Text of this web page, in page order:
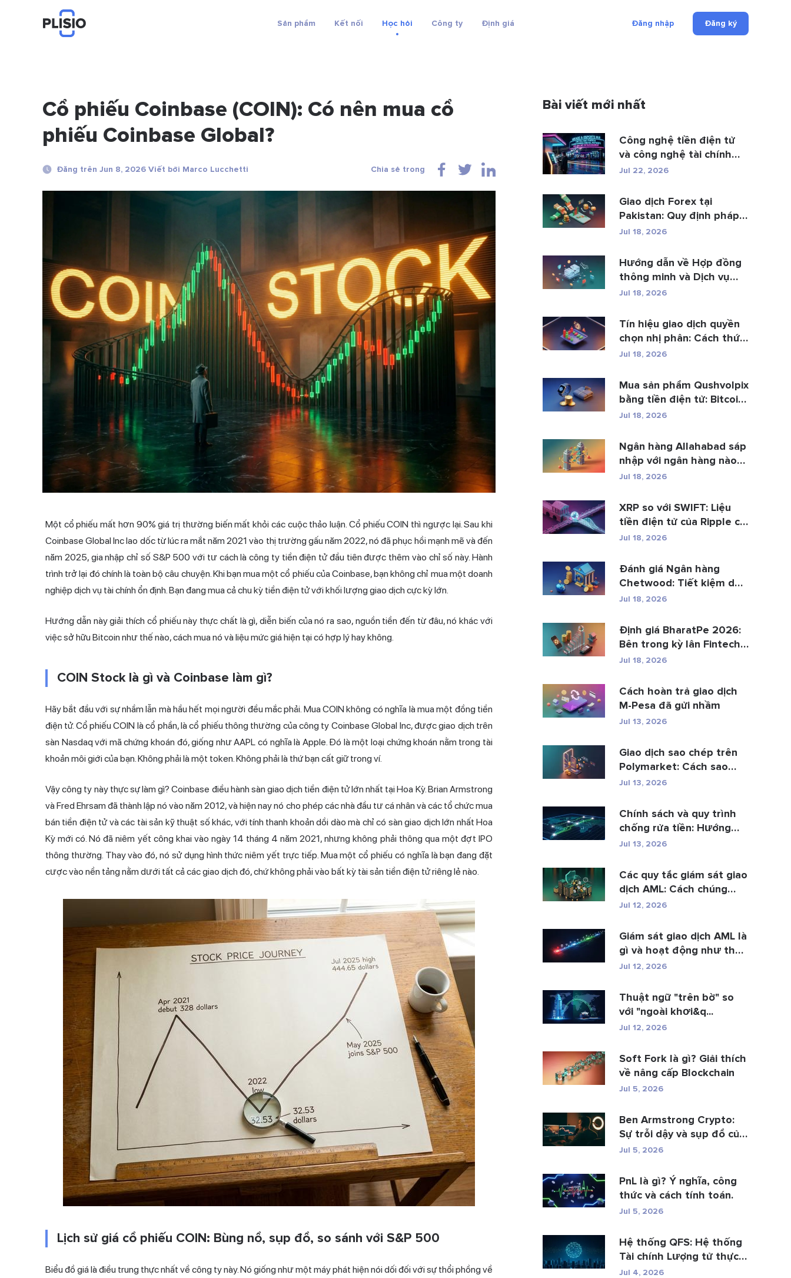
Sản phẩm Kết nối Học hỏi Công ty Định giá Đăng nhập Đăng ký
Cổ phiếu Coinbase (COIN): Có nên mua cổ
phiếu Coinbase Global?
Đăng trên Jun 8, 2026 Viết bởi Marco Lucchetti Chia sẻ trong
Một cổ phiếu mất hơn 90% giá trị thường biến mất khỏi các cuộc thảo luận. Cổ phiếu COIN thì ngược lại. Sau khi
Coinbase Global Inc lao dốc từ lúc ra mắt năm 2021 vào thị trường gấu năm 2022, nó đã phục hồi mạnh mẽ và đến
năm 2025, gia nhập chỉ số S&P 500 với tư cách là công ty tiền điện tử đầu tiên được thêm vào chỉ số này. Hành
trình trở lại đó chính là toàn bộ câu chuyện. Khi bạn mua một cổ phiếu của Coinbase, bạn không chỉ mua một doanh
nghiệp dịch vụ tài chính ổn định. Bạn đang mua cả chu kỳ tiền điện tử với khối lượng giao dịch cực kỳ lớn.
Hướng dẫn này giải thích cổ phiếu này thực chất là gì, diễn biến của nó ra sao, nguồn tiền đến từ đâu, nó khác với
việc sở hữu Bitcoin như thế nào, cách mua nó và liệu mức giá hiện tại có hợp lý hay không.
COIN Stock là gì và Coinbase làm gì?
Hãy bắt đầu với sự nhầm lẫn mà hầu hết mọi người đều mắc phải. Mua COIN không có nghĩa là mua một đồng tiền
điện tử. Cổ phiếu COIN là cổ phần, là cổ phiếu thông thường của công ty Coinbase Global Inc, được giao dịch trên
sàn Nasdaq với mã chứng khoán đó, giống như AAPL có nghĩa là Apple. Đó là một loại chứng khoán nằm trong tài
khoản môi giới của bạn. Không phải là một token. Không phải là thứ bạn cất giữ trong ví.
Vậy công ty này thực sự làm gì? Coinbase điều hành sàn giao dịch tiền điện tử lớn nhất tại Hoa Kỳ. Brian Armstrong
và Fred Ehrsam đã thành lập nó vào năm 2012, và hiện nay nó cho phép các nhà đầu tư cá nhân và các tổ chức mua
bán tiền điện tử và các tài sản kỹ thuật số khác, với tính thanh khoản dồi dào mà chỉ có sàn giao dịch lớn nhất Hoa
Kỳ mới có. Nó đã niêm yết công khai vào ngày 14 tháng 4 năm 2021, nhưng không phải thông qua một đợt IPO
thông thường. Thay vào đó, nó sử dụng hình thức niêm yết trực tiếp. Mua một cổ phiếu có nghĩa là bạn đang đặt
cược vào nền tảng nằm dưới tất cả các giao dịch đó, chứ không phải vào bất kỳ tài sản tiền điện tử riêng lẻ nào.
Lịch sử giá cổ phiếu COIN: Bùng nổ, sụp đổ, so sánh với S&P 500
Biểu đồ giá là điều trung thực nhất về công ty này. Nó giống như một máy phát hiện nói dối đối với sự thổi phồng về
Bài viết mới nhất
Công nghệ tiền điện tử
và công nghệ tài chính
đan...
Jul 22, 2026
Giao dịch Forex tại
Pakistan: Quy định pháp
luật, các n...
Jul 18, 2026
Hướng dẫn về Hợp đồng
thông minh và Dịch vụ
phá...
Jul 18, 2026
Tín hiệu giao dịch quyền
chọn nhị phân: Cách thức
h...
Jul 18, 2026
Mua sản phẩm Qushvolpix
bằng tiền điện tử: Bitcoin,
p...
Jul 18, 2026
Ngân hàng Allahabad sáp
nhập với ngân hàng nào?
Toàn b�...
Jul 18, 2026
XRP so với SWIFT: Liệu
tiền điện tử của Ripple có
th...
Jul 18, 2026
Đánh giá Ngân hàng
Chetwood: Tiết kiệm dễ
dàng và gia...
Jul 18, 2026
Định giá BharatPe 2026:
Bên trong kỳ lân Fintech
trị gi�...
Jul 18, 2026
Cách hoàn trả giao dịch
M-Pesa đã gửi nhầm
Jul 13, 2026
Giao dịch sao chép trên
Polymarket: Cách sao
chép ví hàng ...
Jul 13, 2026
Chính sách và quy trình
chống rửa tiền: Hướng
dẫn t...
Jul 13, 2026
Các quy tắc giám sát giao
dịch AML: Cách chúng
phát hi�...
Jul 12, 2026
Giám sát giao dịch AML là
gì và hoạt động như thế
n...
Jul 12, 2026
Thuật ngữ "trên bờ" so
với "ngoài khơi&q...
Jul 12, 2026
Soft Fork là gì? Giải thích
về nâng cấp Blockchain
Jul 5, 2026
Ben Armstrong Crypto:
Sự trỗi dậy và sụp đổ của
BitB...
Jul 5, 2026
PnL là gì? Ý nghĩa, công
thức và cách tính toán.
Jul 5, 2026
Hệ thống QFS: Hệ thống
Tài chính Lượng tử thực
s�...
Jul 4, 2026